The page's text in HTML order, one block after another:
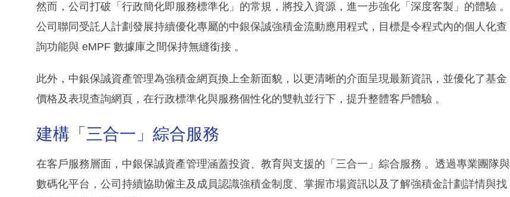
然而，公司打破「行政簡化即服務標準化」的常規，將投入資源，進一步強化「深度客製」的體驗 。
公司聯同受託人計劃發展持續優化專屬的中銀保誠強積金流動應用程式，目標是令程式內的個人化查
詢功能與 eMPF 數據庫之間保持無縫銜接 。
此外，中銀保誠資產管理為強積金網頁換上全新面貌，以更清晰的介面呈現最新資訊，並優化了基金
價格及表現查詢網頁，在行政標準化與服務個性化的雙軌並行下，提升整體客戶體驗 。
建構「三合一」綜合服務
在客戶服務層面，中銀保誠資產管理涵蓋投資、教育與支援的「三合一」綜合服務 。透過專業團隊與
數碼化平台，公司持續協助僱主及成員認識強積金制度、掌握市場資訊以及了解強積金計劃詳情與找